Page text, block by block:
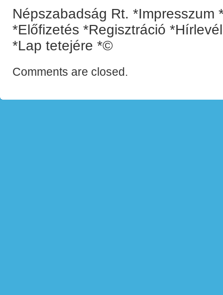
Népszabadság Rt. *Impresszum
*Előfizetés *Regisztráció
*Lap tetejére *©
Comments are closed.